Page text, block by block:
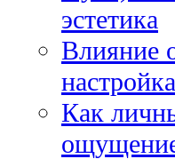
эстетика
Влияние
Как